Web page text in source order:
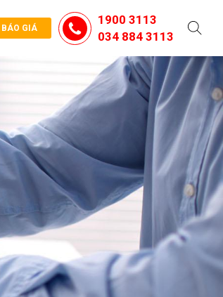
BÁO GIÁ
1900 3113
034 884 3113